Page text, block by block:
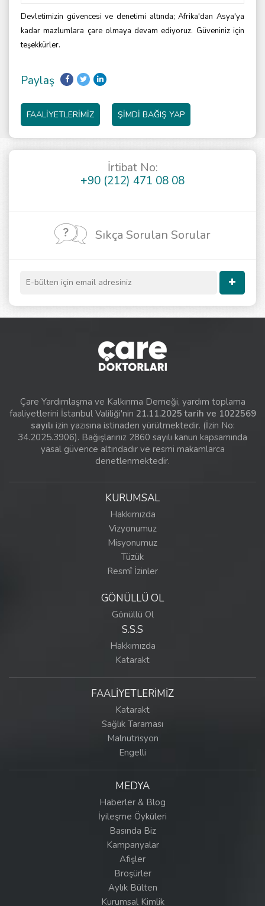
Devletimizin güvencesi ve denetimi altında; Afrika'dan Asya'ya
kadar mazlumlara çare olmaya devam ediyoruz. Güveniniz için
teşekkürler.
Paylaş
FAALİYETLERİMİZ ŞİMDİ BAĞIŞ YAP
İrtibat No:
+90 (212) 471 08 08
Sıkça Sorulan Sorular
Çare Yardımlaşma ve Kalkınma Derneği, yardım toplama
faaliyetlerini İstanbul Valiliği'nin 21.11.2025 tarih ve 1022569
sayılı izin yazısına istinaden yürütmektedir. (İzin No:
34.2025.3906). Bağışlarınız 2860 sayılı kanun kapsamında
yasal güvence altındadır ve resmi makamlarca
denetlenmektedir.
KURUMSAL
Hakkımızda
Vizyonumuz
Misyonumuz
Tüzük
Resmî İzinler
GÖNÜLLÜ OL
Gönüllü Ol
S.S.S
Hakkımızda
Katarakt
FAALİYETLERİMİZ
Katarakt
Sağlık Taraması
Malnutrisyon
Engelli
MEDYA
Haberler & Blog
İyileşme Öyküleri
Basında Biz
Kampanyalar
Afişler
Broşürler
Aylık Bülten
Kurumsal Kimlik